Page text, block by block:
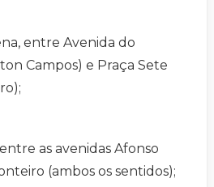
entre Avenida do
Campos) e Praça Sete
as avenidas Afonso
(ambos os sentidos);